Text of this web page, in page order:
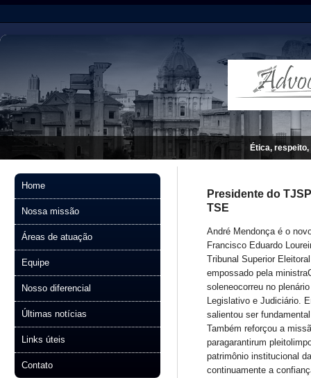
Ética,
Home
Nossa missão
Áreas de atuação
Equipe
Nosso diferencial
Últimas notícias
Links úteis
Contato
Presidente do
TSE
André Mendonça é o
Francisco Eduardo
Tribunal Superior
empossado pela
soleneocorreu no
Legislativo e Judiciário.
salientou ser
Também reforçou a
paragarantirum
patrimônio institucional
continuamente a